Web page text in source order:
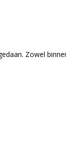
Zowel